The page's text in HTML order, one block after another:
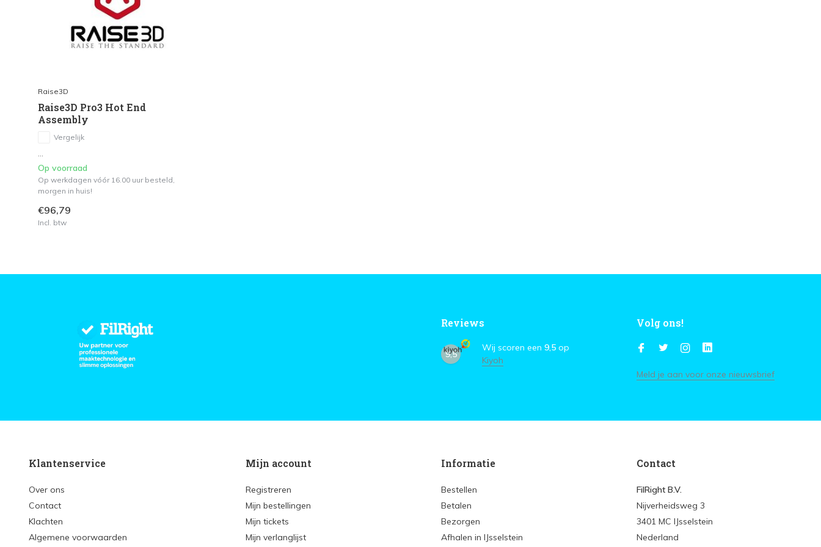
Raise3D
Raise3D Pro3 Hot End
Assembly
Vergelijk
Op voorraad
Op werkdagen vóór 16.00 uur besteld,
morgen in huis!
€96,79
Incl. btw
Reviews
9,5
Wij scoren een 9,5 op
Kiyoh
Volg ons!
Meld je aan voor onze nieuwsbrief
Klantenservice
Over ons
Contact
Klachten
Algemene voorwaarden
Mijn account
Registreren
Mijn bestellingen
Mijn tickets
Mijn verlanglijst
Informatie
Bestellen
Betalen
Bezorgen
Afhalen in IJsselstein
Contact
FilRight B.V.
Nijverheidsweg 3
3401 MC IJsselstein
Nederland